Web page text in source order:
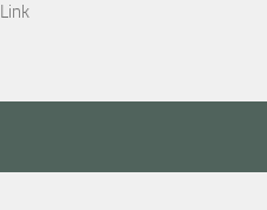
Link